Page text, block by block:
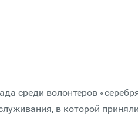
среди волонтеров
в которой